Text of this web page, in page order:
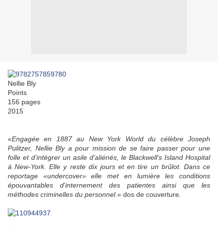
Nellie Bly
Points
156 pages
2015
«Engagée en 1887 au New York World du célèbre Joseph
Pulitzer, Nellie Bly a pour mission de se faire passer pour une
folle et d'intégrer un asile d'aliénés, le Blackwell's Island Hospital
à New-York. Elle y reste dix jours et en tire un brûlot. Dans ce
reportage «undercover» elle met en lumière les conditions
épouvantables d'internement des patientes ainsi que les
méthodes criminelles du personnel.» dos de couverture.